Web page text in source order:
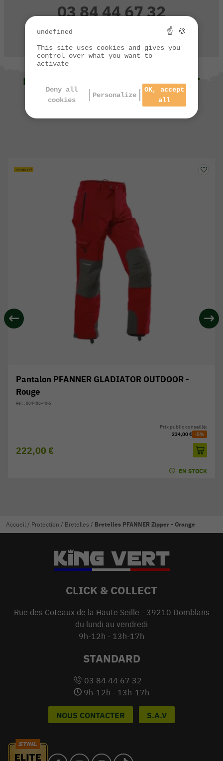
03 84 44 67 32
NOUS VOUS SUGGÉRONS ÉGALEMENT
Pantalon PFANNER GLADIATOR OUTDOOR -
Rouge
Réf. : 804488-40-S
222,00 €
Prix public conseillé:
234,00 € -5%
EN STOCK
Accueil / Protection / Bretelles / Bretelles PFANNER Zipper - Orange
CLICK & COLLECT
Rue des Coteaux de la Haute Seille - 39210 Domblans
du lundi au vendredi
9h-12h - 13h-17h
STANDARD
03 84 44 67 32
9h-12h - 13h-17h
NOUS CONTACTER S.A.V
undefined ☝ 🍪
This site uses cookies and gives you
control over what you want to
activate
Deny all
cookies
Personalize
OK, accept
all